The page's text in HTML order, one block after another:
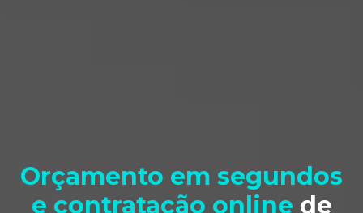
Local de Entrega
Orçamento em segundos
e contratação online de